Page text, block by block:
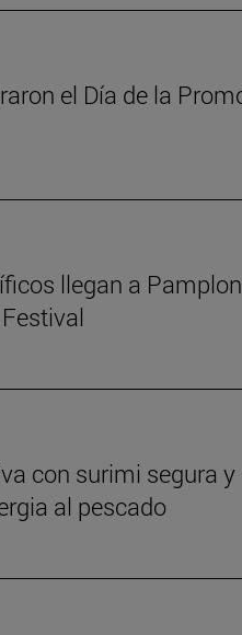
el Día de la
llegan a
con surimi segura y
al pescado